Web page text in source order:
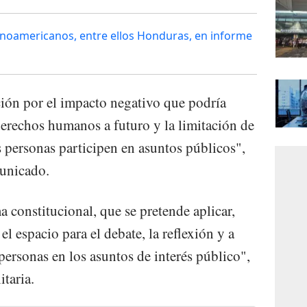
entre ellos Honduras, en informe
por el impacto negativo que podría
humanos a futuro y la limitación de
participen en asuntos públicos",
constitucional, que se pretende aplicar,
espacio para el debate, la reflexión y a
en los asuntos de interés público",